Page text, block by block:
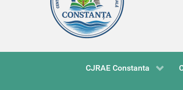
CJRAE Constanta